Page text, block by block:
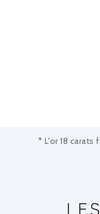
* L'or 18 carats